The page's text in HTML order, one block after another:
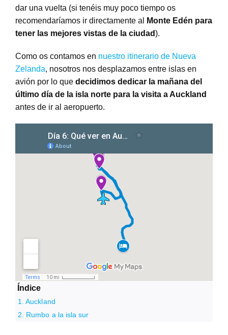
dar una vuelta (si tenéis muy poco tiempo os
recomendaríamos ir directamente al
Monte Edén para
tener las mejores vistas de la ciudad).
Como os contamos en nuestro itinerario de Nueva
Zelanda, nosotros nos desplazamos entre islas en
avión por lo que decidimos dedicar la mañana del
último día de la isla norte para la visita a Auckland
antes de ir al aeropuerto.
Índice
Auckland
Rumbo a la isla sur